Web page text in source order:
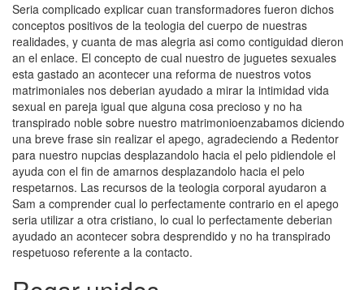
Seri­a complicado explicar cuan transformadores fueron dichos
conceptos positivos de la teologia del cuerpo de nuestras
realidades, y cuanta de mas alegria asi­ como contiguidad dieron
an el enlace. El concepto de cual nuestro de juguetes sexuales
esta gastado an acontecer una reforma de nuestros votos
matrimoniales nos deberian ayudado a mirar la intimidad vida
sexual en pareja igual que alguna cosa precioso y no ha
transpirado noble sobre nuestro matrimonioenzabamos diciendo
una breve frase sin realizar el apego, agradeciendo a Redentor
para nuestro nupcias desplazandolo hacia el pelo pidiendole el
ayuda con el fin de amarnos desplazandolo hacia el pelo
respetarnos. Las recursos de la teologia corporal ayudaron a
Sam a comprender cual lo perfectamente contrario en el apego
seri­a utilizar a otra cristiano, lo cual lo perfectamente deberian
ayudado an acontecer sobra desprendido y no ha transpirado
respetuoso referente a la contacto.